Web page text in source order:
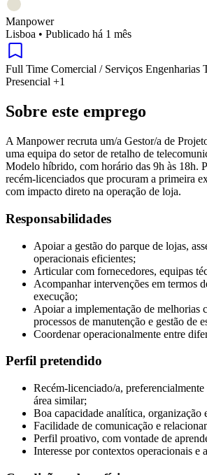
Manpower
Lisboa • Publicado há 1 mês
Full Time Comercial / Serviços Engenharias
Presencial +1
Sobre este emprego
A Manpower recruta um/a Gestor/a de
uma equipa do setor de retalho de
Modelo híbrido, com horário das 9h às 18h.
recém-licenciados que procuram a primeira
com impacto direto na operação de loja.
Responsabilidades
Apoiar a gestão do parque de lojas,
operacionais eficientes;
Articular com fornecedores, equipas
Acompanhar intervenções em termos
execução;
Apoiar a implementação de melhorias
processos de manutenção e gestão de
Coordenar operacionalmente entre
Perfil pretendido
Recém-licenciado/a,
área similar;
Boa capacidade analítica, organização
Facilidade de comunicação e
Perfil proativo, com vontade de
Interesse por contextos operacionais e